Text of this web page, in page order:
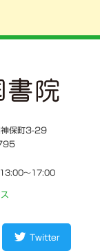
神保町3-29
～17:00
Twitter